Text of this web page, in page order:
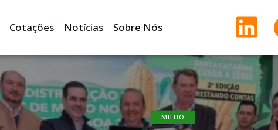
Cotações Notícias Sobre Nós
MILHO